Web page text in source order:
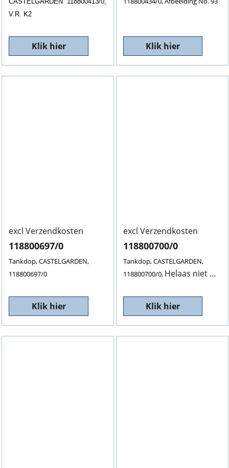
V.R. K2
Klik hier Klik hier
excl Verzendkosten
118800697/0
Tankdop, CASTELGARDEN,
118800697/0
Klik hier
excl Verzendkosten
118800700/0
Tankdop, CASTELGARDEN,
118800700/0, Helaas niet meer leverbaar. NLA
Klik hier